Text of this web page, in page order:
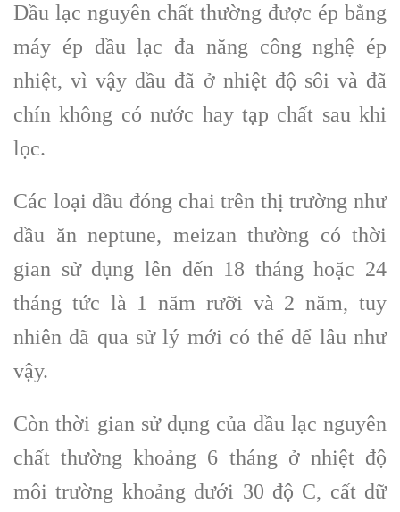
Dầu lạc nguyên chất thường được ép bằng
máy ép dầu lạc đa năng công nghệ ép
nhiệt, vì vậy dầu đã ở nhiệt độ sôi và đã
chín không có nước hay tạp chất sau khi
lọc.
Các loại dầu đóng chai trên thị trường như
dầu ăn neptune, meizan thường có thời
gian sử dụng lên đến 18 tháng hoặc 24
tháng tức là 1 năm rưỡi và 2 năm, tuy
nhiên đã qua sử lý mới có thể để lâu như
vậy.
Còn thời gian sử dụng của dầu lạc nguyên
chất thường khoảng 6 tháng ở nhiệt độ
môi trường khoảng dưới 30 độ C, cất dữ